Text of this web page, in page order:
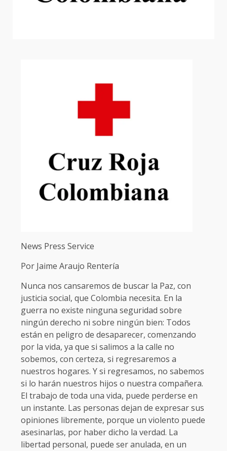
News Press Service
Por Jaime Araujo Rentería
Nunca nos cansaremos de buscar la Paz, con
justicia social, que Colombia necesita. En la
guerra no existe ninguna seguridad sobre
ningún derecho ni sobre ningún bien: Todos
están en peligro de desaparecer, comenzando
por la vida, ya que si salimos a la calle no
sobemos, con certeza, si regresaremos a
nuestros hogares. Y si regresamos, no sabemos
si lo harán nuestros hijos o nuestra compañera.
El trabajo de toda una vida, puede perderse en
un instante. Las personas dejan de expresar sus
opiniones libremente, porque un violento puede
asesinarlas, por haber dicho la verdad. La
libertad personal, puede ser anulada, en un